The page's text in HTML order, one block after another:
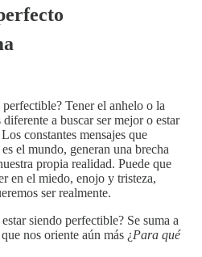
Tener el anhelo o la
a buscar ser mejor o estar
constantes mensajes que
el mundo, generan una brecha
propia realidad. Puede que
en el miedo, enojo y tristeza,
ser realmente.
siendo perfectible? Se suma a
nos oriente aún más ¿Para qué